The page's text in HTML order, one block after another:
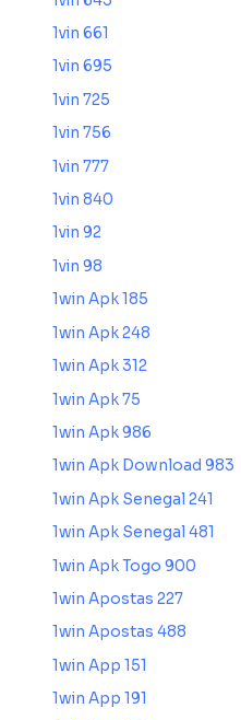
1vin 661
1vin 695
1vin 725
1vin 756
1vin 777
1vin 840
1vin 92
1vin 98
1win Apk 185
1win Apk 248
1win Apk 312
1win Apk 75
1win Apk 986
1win Apk Download 983
1win Apk Senegal 241
1win Apk Senegal 481
1win Apk Togo 900
1win Apostas 227
1win Apostas 488
1win App 151
1win App 191